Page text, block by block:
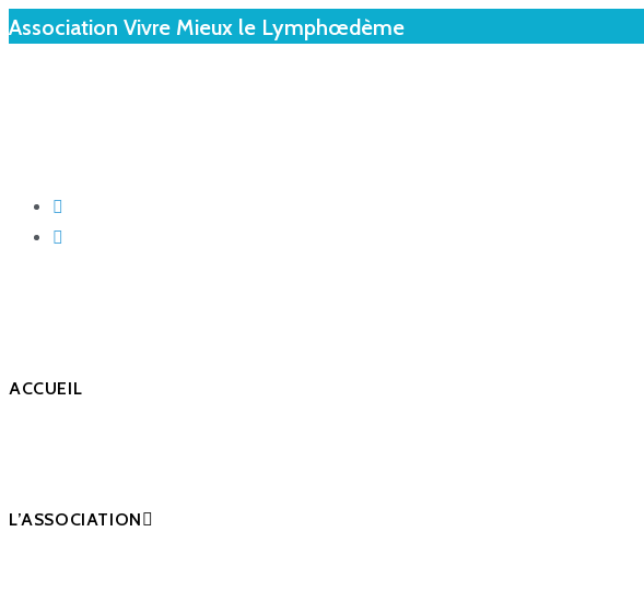
Association Vivre Mieux le Lymphœdème
ACCUEIL
L’ASSOCIATION